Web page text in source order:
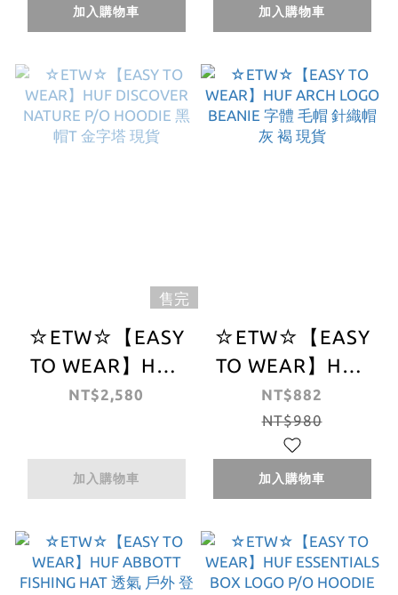
黃 藍 現貨
加入購物車
HOODIE 花花公子
加入購物車
售完
☆ETW☆【EASY
TO WEAR】HUF
DISCOVER
金字塔 現貨
NT$2,580
加入購物車
☆ETW☆【EASY
TO WEAR】HUF
ARCH LOGO
BEANIE 字體 毛帽
針織帽 灰 褐 現貨
NT$882
NT$980
加入購物車